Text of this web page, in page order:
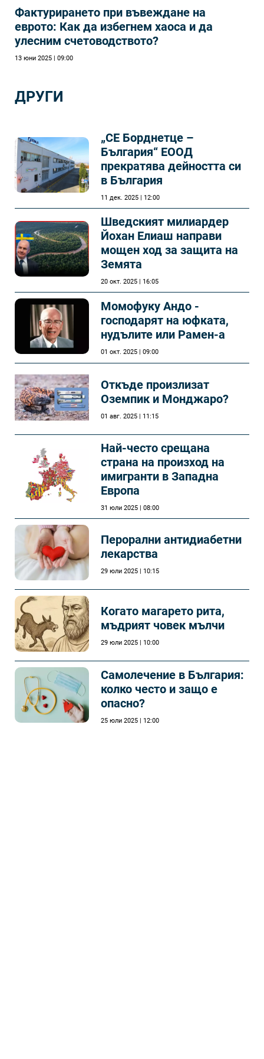
Фактурирането при въвеждане на
еврото: Как да избегнем хаоса и да
улесним счетоводството?
13 юни 2025 | 09:00
ДРУГИ
„СЕ Борднетце –
България“ ЕООД
прекратява дейността си
в България
11 дек. 2025 | 12:00
Шведският милиардер
Йохан Елиаш направи
мощен ход за защита на
Земята
20 окт. 2025 | 16:05
Момофуку Андо -
господарят на юфката,
нудълите или Рамен-а
01 окт. 2025 | 09:00
Откъде произлизат
Оземпик и Монджаро?
01 авг. 2025 | 11:15
Най-често срещана
страна на произход на
имигранти в Западна
Европа
31 юли 2025 | 08:00
Перорални антидиабетни
лекарства
29 юли 2025 | 10:15
Когато магарето рита,
мъдрият човек мълчи
29 юли 2025 | 10:00
Самолечeние в България:
колко често и защо е
опасно?
25 юли 2025 | 12:00